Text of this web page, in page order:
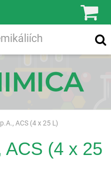
ACS (4 x 25 L)
ACS (4 x 25